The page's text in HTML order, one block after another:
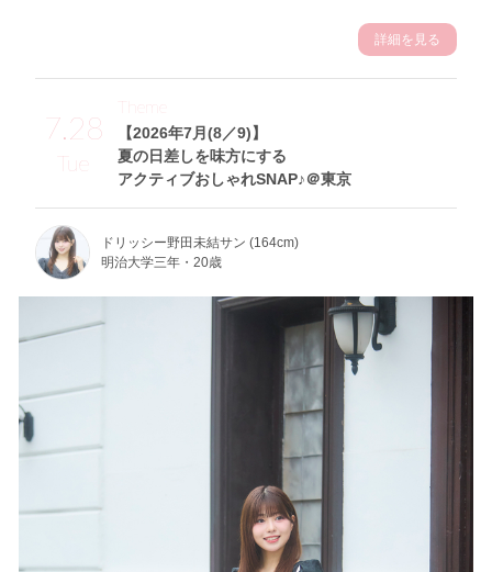
詳細を見る
7.28
Tue
【2026年7月(8／9)】
夏の日差しを味方にする
アクティブおしゃれSNAP♪＠東京
Theme
ドリッシー野田未結サン (164cm)
明治大学三年・20歳